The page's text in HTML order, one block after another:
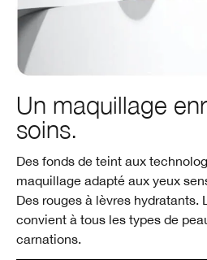
Un maquillage
soins.
Des fonds de teint aux
maquillage adapté aux yeux
Des rouges à lèvres hydratants.
convient à tous les types de
carnations.